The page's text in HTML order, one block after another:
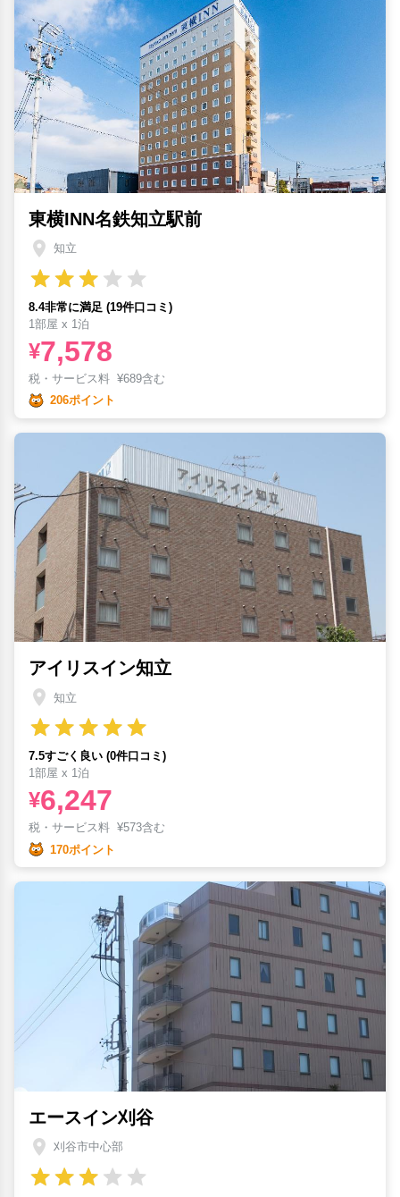
東横INN名鉄知立駅前
知立
8.4非常に満足 (19件口コミ)
1部屋 x 1泊
¥7,578
税・サービス料 ¥689含む
206ポイント
アイリスイン知立
知立
7.5すごく良い (0件口コミ)
1部屋 x 1泊
¥6,247
税・サービス料 ¥573含む
170ポイント
エースイン刈谷
刈谷市中心部